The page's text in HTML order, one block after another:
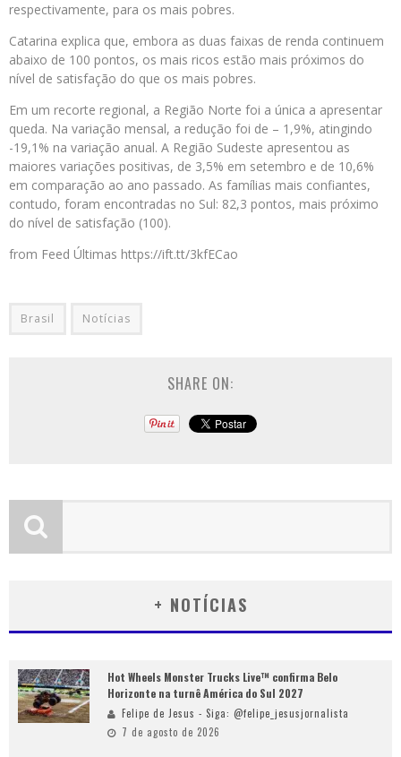
respectivamente, para os mais pobres.
Catarina explica que, embora as duas faixas de renda continuem
abaixo de 100 pontos, os mais ricos estão mais próximos do
nível de satisfação do que os mais pobres.
Em um recorte regional, a Região Norte foi a única a apresentar
queda. Na variação mensal, a redução foi de – 1,9%, atingindo
-19,1% na variação anual. A Região Sudeste apresentou as
maiores variações positivas, de 3,5% em setembro e de 10,6%
em comparação ao ano passado. As famílias mais confiantes,
contudo, foram encontradas no Sul: 82,3 pontos, mais próximo
do nível de satisfação (100).
from Feed Últimas https://ift.tt/3kfECao
Brasil Notícias
SHARE ON:
+ NOTÍCIAS
Hot Wheels Monster Trucks Live™ confirma Belo
Horizonte na turnê América do Sul 2027
Felipe de Jesus - Siga: @felipe_jesusjornalista
7 de agosto de 2026